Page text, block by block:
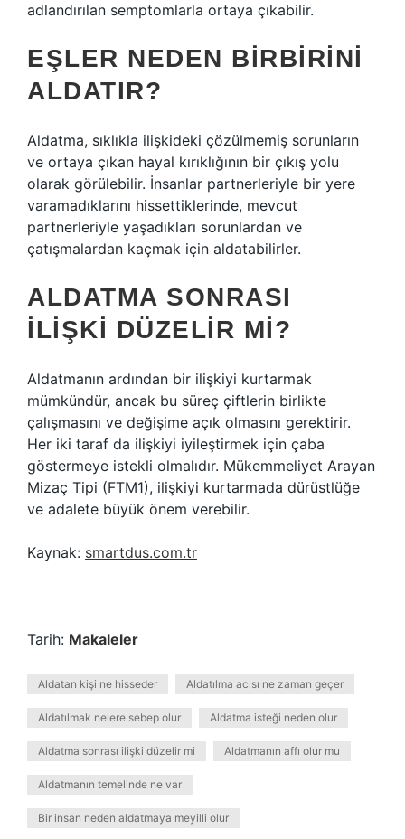
adlandırılan semptomlarla ortaya çıkabilir.
EŞLER NEDEN BIRBIRINI
ALDATIR?
Aldatma, sıklıkla ilişkideki çözülmemiş sorunların
ve ortaya çıkan hayal kırıklığının bir çıkış yolu
olarak görülebilir. İnsanlar partnerleriyle bir yere
varamadıklarını hissettiklerinde, mevcut
partnerleriyle yaşadıkları sorunlardan ve
çatışmalardan kaçmak için aldatabilirler.
ALDATMA SONRASI
ILIŞKI DÜZELIR MI?
Aldatmanın ardından bir ilişkiyi kurtarmak
mümkündür, ancak bu süreç çiftlerin birlikte
çalışmasını ve değişime açık olmasını gerektirir.
Her iki taraf da ilişkiyi iyileştirmek için çaba
göstermeye istekli olmalıdır. Mükemmeliyet Arayan
Mizaç Tipi (FTM1), ilişkiyi kurtarmada dürüstlüğe
ve adalete büyük önem verebilir.
Kaynak: smartdus.com.tr
Tarih: Makaleler
Aldatan kişi ne hisseder Aldatılma acısı ne zaman geçer
Aldatılmak nelere sebep olur Aldatma isteği neden olur
Aldatma sonrası ilişki düzelir mi Aldatmanın affı olur mu
Aldatmanın temelinde ne var
Bir insan neden aldatmaya meyilli olur